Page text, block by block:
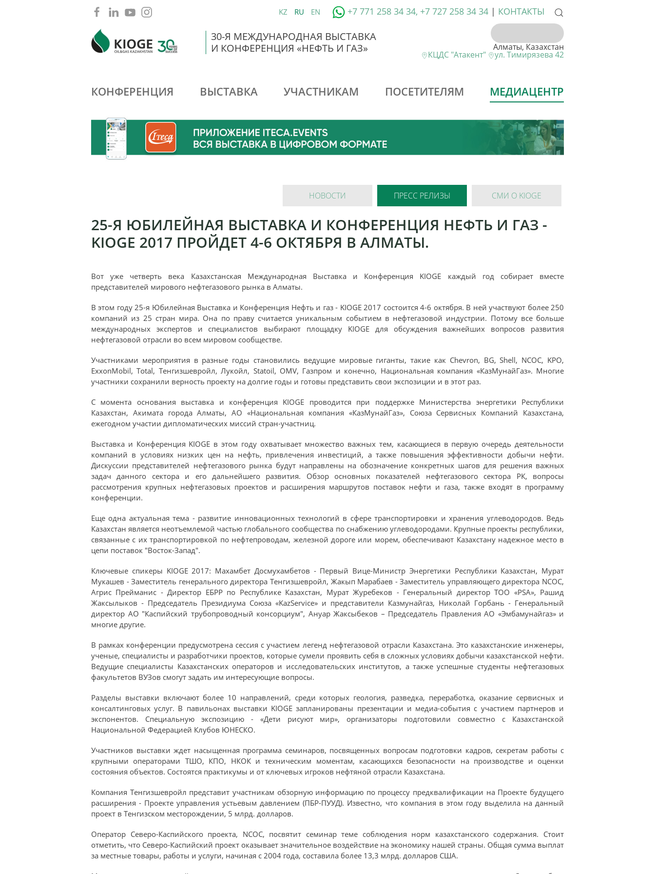
KZ RU EN +7 771 258 34 34, +7 727 258 34 34 | КОНТАКТЫ
30-Я МЕЖДУНАРОДНАЯ ВЫСТАВКА
И КОНФЕРЕНЦИЯ «НЕФТЬ И ГАЗ»
Алматы, Казахстан
КЦДС "Атакент" ул. Тимирязева 42
КОНФЕРЕНЦИЯ ВЫСТАВКА УЧАСТНИКАМ ПОСЕТИТЕЛЯМ МЕДИАЦЕНТР
НОВОСТИ ПРЕСС РЕЛИЗЫ СМИ О KIOGE
25-Я ЮБИЛЕЙНАЯ ВЫСТАВКА И КОНФЕРЕНЦИЯ НЕФТЬ И ГАЗ -
KIOGE 2017 ПРОЙДЕТ 4-6 ОКТЯБРЯ В АЛМАТЫ.
Вот уже четверть века Казахстанская Международная Выставка и Конференция KIOGE каждый год собирает вместе
представителей мирового нефтегазового рынка в Алматы.
В этом году 25-я Юбилейная Выставка и Конференция Нефть и газ - KIOGE 2017 состоится 4-6 октября. В ней участвуют более 250
компаний из 25 стран мира. Она по праву считается уникальным событием в нефтегазовой индустрии. Потому все больше
международных экспертов и специалистов выбирают площадку KIOGE для обсуждения важнейших вопросов развития
нефтегазовой отрасли во всем мировом сообществе.
Участниками мероприятия в разные годы становились ведущие мировые гиганты, такие как Chevron, BG, Shell, NCOC, KPO,
ExxonMobil, Total, Тенгизшевройл, Лукойл, Statoil, OMV, Газпром и конечно, Национальная компания «КазМунайГаз». Многие
участники сохранили верность проекту на долгие годы и готовы представить свои экспозиции и в этот раз.
С момента основания выставка и конференция KIOGE проводится при поддержке Министерства энергетики Республики
Казахстан, Акимата города Алматы, АО «Национальная компания «КазМунайГаз», Союза Сервисных Компаний Казахстана,
ежегодном участии дипломатических миссий стран-участниц.
Выставка и Конференция KIOGE в этом году охватывает множество важных тем, касающиеся в первую очередь деятельности
компаний в условиях низких цен на нефть, привлечения инвестиций, а также повышения эффективности добычи нефти.
Дискуссии представителей нефтегазового рынка будут направлены на обозначение конкретных шагов для решения важных
задач данного сектора и его дальнейшего развития. Обзор основных показателей нефтегазового сектора РК, вопросы
рассмотрения крупных нефтегазовых проектов и расширения маршрутов поставок нефти и газа, также входят в программу
конференции.
Еще одна актуальная тема - развитие инновационных технологий в сфере транспортировки и хранения углеводородов. Ведь
Казахстан является неотъемлемой частью глобального сообщества по снабжению углеводородами. Крупные проекты республики,
связанные с их транспортировкой по нефтепроводам, железной дороге или морем, обеспечивают Казахстану надежное место в
цепи поставок "Восток-Запад".
Ключевые спикеры KIOGE 2017: Махамбет Досмухамбетов - Первый Вице-Министр Энергетики Республики Казахстан, Мурат
Мукашев - Заместитель генерального директора Тенгизшевройл, Жакып Марабаев - Заместитель управляющего директора NCOC,
Агрис Прейманис - Директор ЕБРР по Республике Казахстан, Мурат Журебеков - Генеральный директор ТОО «PSA», Рашид
Жаксылыков - Председатель Президиума Союза «KazService» и представители Казмунайгаз, Николай Горбань - Генеральный
директор АО "Каспийский трубопроводный консорциум", Ануар Жаксыбеков – Председатель Правления АО «Эмбамунайгаз» и
многие другие.
В рамках конференции предусмотрена сессия с участием легенд нефтегазовой отрасли Казахстана. Это казахстанские инженеры,
ученые, специалисты и разработчики проектов, которые сумели проявить себя в сложных условиях добычи казахстанской нефти.
Ведущие специалисты Казахстанских операторов и исследовательских институтов, а также успешные студенты нефтегазовых
факультетов ВУЗов смогут задать им интересующие вопросы.
Разделы выставки включают более 10 направлений, среди которых геология, разведка, переработка, оказание сервисных и
консалтинговых услуг. В павильонах выставки KIOGE запланированы презентации и медиа-события с участием партнеров и
экспонентов. Специальную экспозицию - «Дети рисуют мир», организаторы подготовили совместно с Казахстанской
Национальной Федерацией Клубов ЮНЕСКО.
Участников выставки ждет насыщенная программа семинаров, посвященных вопросам подготовки кадров, секретам работы с
крупными операторами ТШО, КПО, НКОК и техническим моментам, касающихся безопасности на производстве и оценки
состояния объектов. Состоятся практикумы и от ключевых игроков нефтяной отрасли Казахстана.
Компания Тенгизшевройл представит участникам обзорную информацию по процессу предквалификации на Проекте будущего
расширения - Проекте управления устьевым давлением (ПБР-ПУУД). Известно, что компания в этом году выделила на данный
проект в Тенгизском месторождении, 5 млрд. долларов.
Оператор Северо-Каспийского проекта, NCOC, посвятит семинар теме соблюдения норм казахстанского содержания. Стоит
отметить, что Северо-Каспийский проект оказывает значительное воздействие на экономику нашей страны. Общая сумма выплат
за местные товары, работы и услуги, начиная с 2004 года, составила более 13,3 млрд. долларов США.